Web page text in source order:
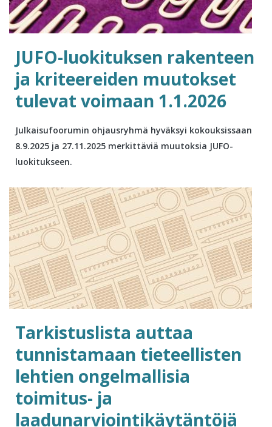
JUFO-luokituksen rakenteen
ja kriteereiden muutokset
tulevat voimaan 1.1.2026
Julkaisufoorumin ohjausryhmä hyväksyi kokouksissaan
8.9.2025 ja 27.11.2025 merkittäviä muutoksia JUFO-
luokitukseen.
Tarkistuslista auttaa
tunnistamaan tieteellisten
lehtien ongelmallisia
toimitus- ja
laadunarviointikäytäntöjä